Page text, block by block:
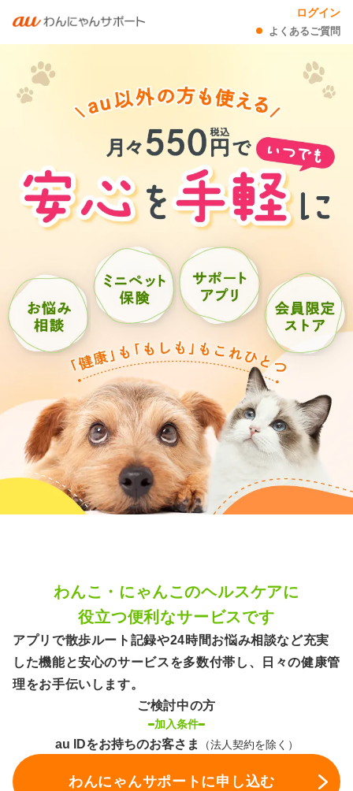
よくあるご質問
ログイン
わんこ・にゃんこのヘルスケアに
役立つ便利なサービスです
アプリで散歩ルート記録や24時間お悩み相談など充実
した機能と安心のサービスを多数付帯し、日々の健康管
理をお手伝いします。
ご検討中の方
加入条件
au IDをお持ちのお客さま （法人契約を除く）
わんにゃんサポートに申し込む